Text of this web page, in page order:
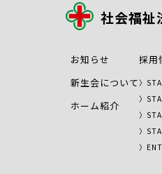
社会福祉
お知らせ
新生会について
ホーム紹介
採用